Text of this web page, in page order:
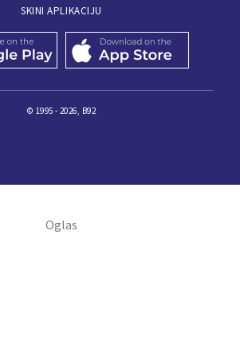
SKINI APLIKACIJU
© 1995 - 2026, B92